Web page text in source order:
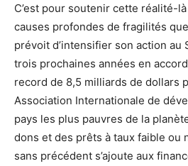
C’est pour soutenir cette réalité-
causes profondes de fragilités
prévoit d’intensifier son action au
trois prochaines années en
record de 8,5 milliards de dollars
Association Internationale de
pays les plus pauvres de la
dons et des prêts à taux faible ou
sans précédent s’ajoute aux